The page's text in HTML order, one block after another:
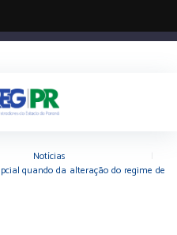
Notícias
quando da alteração do regime de